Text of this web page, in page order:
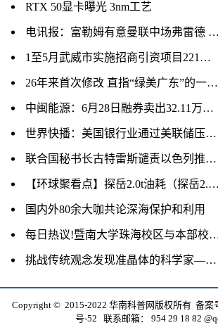
RTX 50显卡曝光 3nm工艺
电讯报：富勒姆有意曼联中场弗雷德 当前消息
1至5月武威市实施招商引资项目221项 落实到位资金125.1亿元
26年来首次修改 直指“绿美广东”的一次关键立法 焦点消息
中闽能源：6月28日融券卖出32.11万股，融资融券余额2.87亿元
世界快播：美国银行业通过美联储压力测试
联合国秘书长古特雷斯谴责以色列推进非法定居点计划
【环球聚看点】探岳2.0t油耗（探岳2.0t油耗高吗）
国内外80余大咖共论深海保护和利用
每日热议!暨南大学珠海校区与本部校区有何区别_暨
挑战传统观念发现准晶体的科学家——谢赫特曼
Copyright © 2015-2022 华南科普网版权所有 备案
号-52 联系邮箱： 954 29 18 82